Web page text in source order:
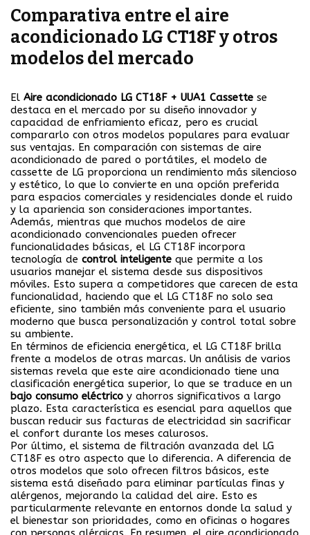
Comparativa entre el aire
acondicionado LG CT18F y otros
modelos del mercado
El Aire acondicionado LG CT18F + UUA1 Cassette se
destaca en el mercado por su diseño innovador y
capacidad de enfriamiento eficaz, pero es crucial
compararlo con otros modelos populares para evaluar
sus ventajas. En comparación con sistemas de aire
acondicionado de pared o portátiles, el modelo de
cassette de LG proporciona un rendimiento más silencioso
y estético, lo que lo convierte en una opción preferida
para espacios comerciales y residenciales donde el ruido
y la apariencia son consideraciones importantes.
Además, mientras que muchos modelos de aire
acondicionado convencionales pueden ofrecer
funcionalidades básicas, el LG CT18F incorpora
tecnología de control inteligente que permite a los
usuarios manejar el sistema desde sus dispositivos
móviles. Esto supera a competidores que carecen de esta
funcionalidad, haciendo que el LG CT18F no solo sea
eficiente, sino también más conveniente para el usuario
moderno que busca personalización y control total sobre
su ambiente.
En términos de eficiencia energética, el LG CT18F brilla
frente a modelos de otras marcas. Un análisis de varios
sistemas revela que este aire acondicionado tiene una
clasificación energética superior, lo que se traduce en un
bajo consumo eléctrico y ahorros significativos a largo
plazo. Esta característica es esencial para aquellos que
buscan reducir sus facturas de electricidad sin sacrificar
el confort durante los meses calurosos.
Por último, el sistema de filtración avanzada del LG
CT18F es otro aspecto que lo diferencia. A diferencia de
otros modelos que solo ofrecen filtros básicos, este
sistema está diseñado para eliminar partículas finas y
alérgenos, mejorando la calidad del aire. Esto es
particularmente relevante en entornos donde la salud y
el bienestar son prioridades, como en oficinas o hogares